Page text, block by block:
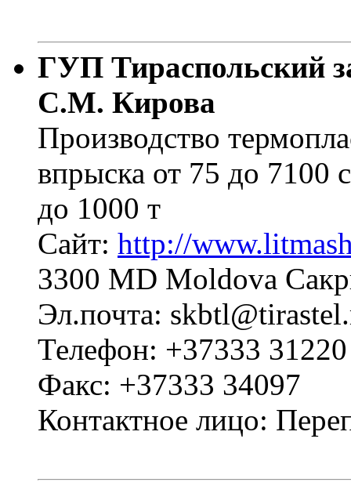
ГУП Тираспольский
С.М. Кирова
Производство
впрыска от 75 до 7100
до 1000 т
Сайт: http://
3300 MD Moldova
Эл.почта:
Телефон: +37333 31220
Факс: +37333 34097
Контактное лицо: